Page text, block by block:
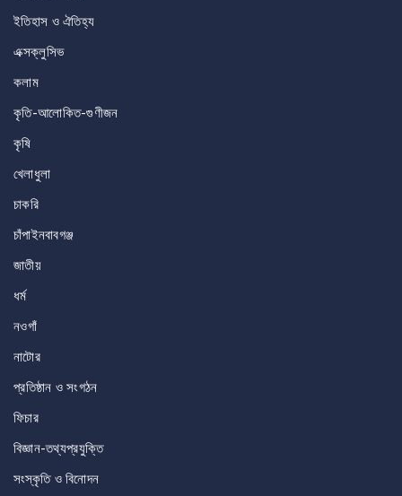
ইতিহাস ও ঐতিহ্য
এক্সক্লুসিভ
কলাম
কৃতি-আলোকিত-গুণীজন
কৃষি
খেলাধুলা
চাকরি
চাঁপাইনবাবগঞ্জ
জাতীয়
ধর্ম
নওগাঁ
নাটোর
প্রতিষ্ঠান ও সংগঠন
ফিচার
বিজ্ঞান-তথ্যপ্রযুক্তি
সংস্কৃতি ও বিনোদন